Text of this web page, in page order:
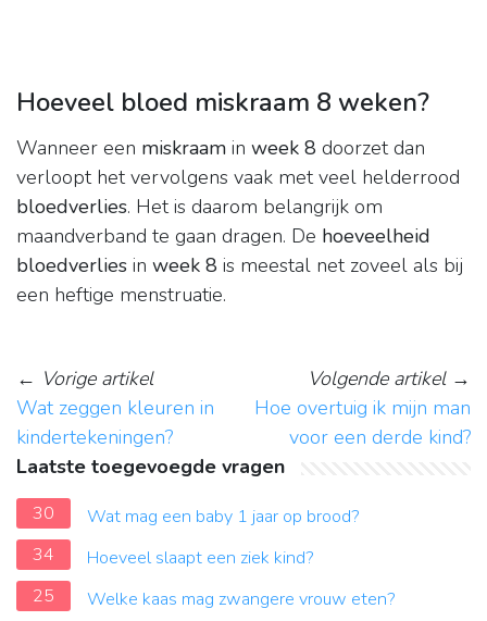
Hoeveel bloed miskraam 8 weken?
Wanneer een miskraam in week 8 doorzet dan
verloopt het vervolgens vaak met veel helderrood
bloedverlies. Het is daarom belangrijk om
maandverband te gaan dragen. De hoeveelheid
bloedverlies in week 8 is meestal net zoveel als bij
een heftige menstruatie.
← Vorige artikel
Wat zeggen kleuren in
kindertekeningen?
Volgende artikel→
Hoe overtuig ik mijn man
voor een derde kind?
Laatste toegevoegde vragen
30
Wat mag een baby 1 jaar op brood?
34
Hoeveel slaapt een ziek kind?
25
Welke kaas mag zwangere vrouw eten?